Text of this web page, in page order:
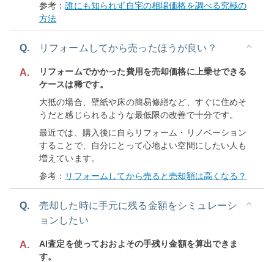
参考：誰にも知られず自宅の相場価格を調べる究極の
方法
Q. リフォームしてから売ったほうが良い？
A.
リフォームでかかった費用を売却価格に上乗せできる
ケースは稀です。
大抵の場合、壁紙や床の簡易修繕など、すぐに住めそ
うだと感じられるような最低限の改善で十分です。
最近では、購入後に自らリフォーム・リノベーション
することで、自分にとって心地よい空間にしたい人も
増えています。
参考： リフォームしてから売ると売却額は高くなる？
Q.
売却した時に手元に残る金額をシミュレーシ
ョンしたい
A.
AI査定を使っておおよその手残り金額を算出できま
す。